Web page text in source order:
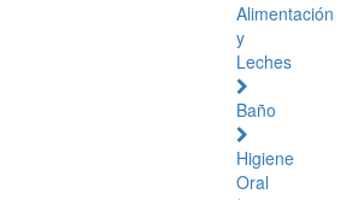
Alimentación
y
Leches
Baño
Higiene
Oral